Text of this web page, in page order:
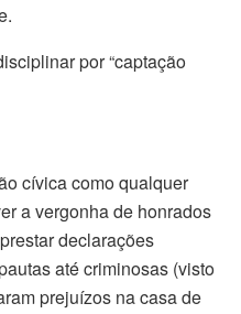
por “captação
cívica como qualquer
a vergonha de honrados
declarações
até criminosas (visto
prejuízos na casa de